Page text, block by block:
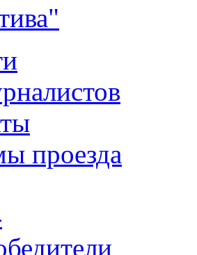
проезда